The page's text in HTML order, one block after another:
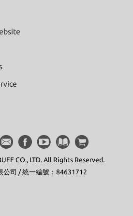
CO., LTD. All Rights Reserved.
公司 / 統一編號：84631712